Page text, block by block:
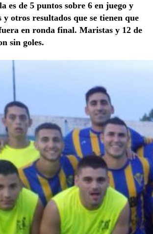
es de 5 puntos sobre 6 en juego y
y otros resultados que se tienen que
en ronda final. Maristas y 12 de
sin goles.